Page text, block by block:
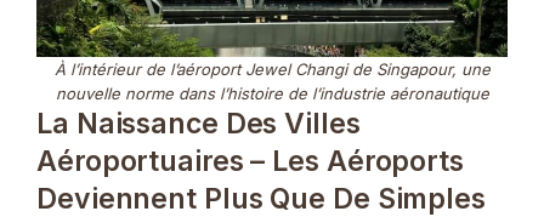
À l’intérieur de l’aéroport Jewel Changi de Singapour, une
nouvelle norme dans l’histoire de l’industrie aéronautique
La Naissance Des Villes
Aéroportuaires – Les Aéroports
Deviennent Plus Que De Simples